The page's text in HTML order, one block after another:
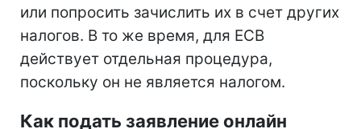
или попросить зачислить их в счет других
налогов. В то же время, для ЕСВ
действует отдельная процедура,
поскольку он не является налогом.
Как подать заявление онлайн